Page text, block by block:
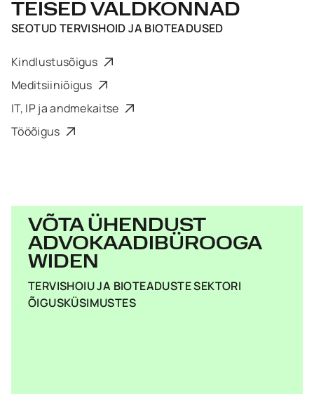
TEISED VALDKONNAD
SEOTUDTERVISHOID JA BIOTEADUSED
Kindlustusõigus
Meditsiiniõigus
IT, IP ja andmekaitse
Tööõigus
VÕTA ÜHENDUST
ADVOKAADIBÜROOGA
WIDEN
TERVISHOIU JA BIOTEADUSTE SEKTORI
ÕIGUSKÜSIMUSTES